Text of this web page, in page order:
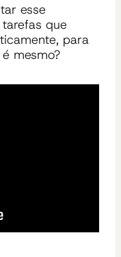
esse
que
para
mesmo?